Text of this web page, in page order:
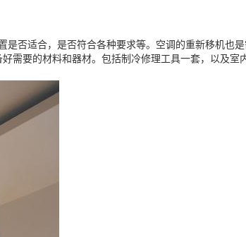
否适合，是否符合各种要求等。空调的重新移机也
需要的材料和器材。包括制冷修理工具一套，以及室